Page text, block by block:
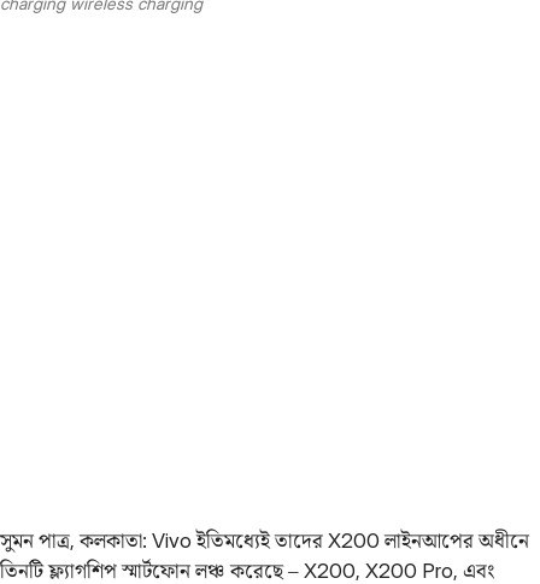
সুমন পাত্র, কলকাতা: Vivo ইতিমধ্যেই তাদের X200 লাইনআপের অধীনে
তিনটি ফ্ল্যাগশিপ স্মার্টফোন লঞ্চ করেছে – X200, X200 Pro, এবং